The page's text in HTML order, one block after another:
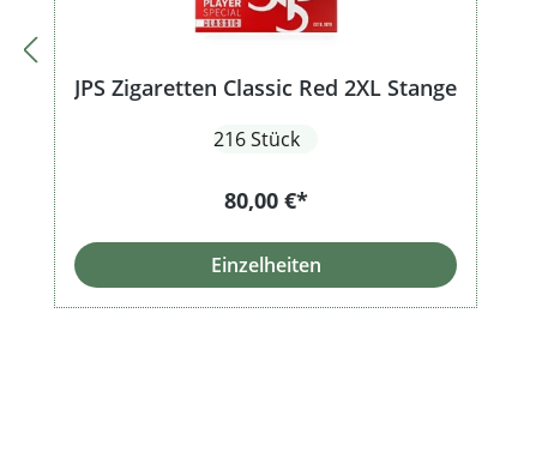
JPS Zigaretten Classic Red 2XL Stange
216 Stück
80,00 €*
Einzelheiten